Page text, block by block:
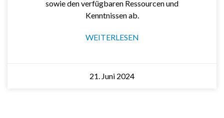
sowie den verfügbaren Ressourcen und
Kenntnissen ab.
WEITERLESEN
21. Juni 2024